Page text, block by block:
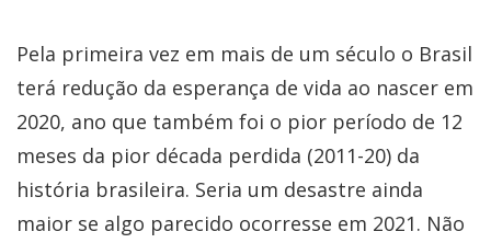
Pela primeira vez em mais de um século o Brasil
terá redução da esperança de vida ao nascer em
2020, ano que também foi o pior período de 12
meses da pior década perdida (2011-20) da
história brasileira. Seria um desastre ainda
maior se algo parecido ocorresse em 2021. Não